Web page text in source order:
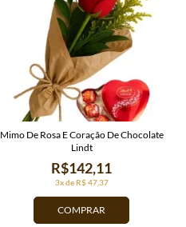
COMPRAR
3x de R$ 47,37
R$142,11
Mimo De Rosa E Coração De Chocolate
Lindt